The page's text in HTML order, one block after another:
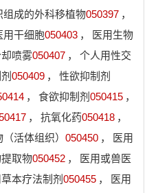
组成的外科移植物050397 ，
用干细胞050403 ，
医用生物
喷雾050407 ，
个人用性交
050409 ，
性欲抑制剂
， 食欲抑制剂 050415 ，
， 抗氧化药050418 ，
活体组织） 050450 ，
医用
取物050452 ，
医用或兽医
本疗法制剂 050455 ，
医用